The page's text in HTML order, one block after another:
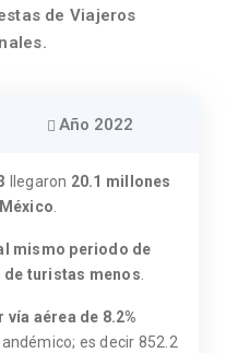
de Viajeros
Año 2022
llegaron 20.1 millones
mismo periodo de
de turistas menos
vía aérea de 8.2%
es decir 852.2